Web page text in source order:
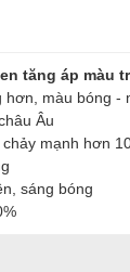
tăng áp màu
màu bóng -
Âu
mạnh hơn
sáng bóng